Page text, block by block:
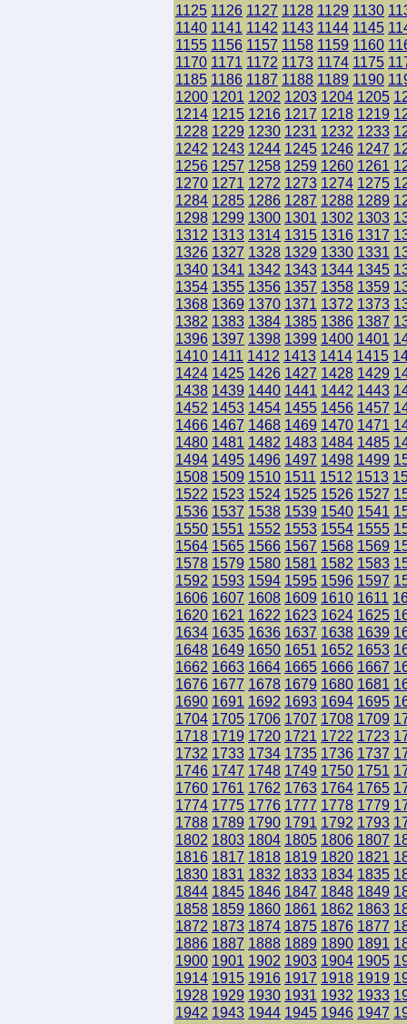
1125 1126 1127 1128 1129 1130
1140 1141 1142 1143 1144 1145
1155 1156 1157 1158 1159 1160
1170 1171 1172 1173 1174 1175
1185 1186 1187 1188 1189 1190
1200 1201 1202 1203 1204 1205
1214 1215 1216 1217 1218 1219
1228 1229 1230 1231 1232 1233
1242 1243 1244 1245 1246 1247
1256 1257 1258 1259 1260 1261
1270 1271 1272 1273 1274 1275
1284 1285 1286 1287 1288 1289
1298 1299 1300 1301 1302 1303
1312 1313 1314 1315 1316 1317
1326 1327 1328 1329 1330 1331
1340 1341 1342 1343 1344 1345
1354 1355 1356 1357 1358 1359
1368 1369 1370 1371 1372 1373
1382 1383 1384 1385 1386 1387
1396 1397 1398 1399 1400 1401
1410 1411 1412 1413 1414 1415
1424 1425 1426 1427 1428 1429
1438 1439 1440 1441 1442 1443
1452 1453 1454 1455 1456 1457
1466 1467 1468 1469 1470 1471
1480 1481 1482 1483 1484 1485
1494 1495 1496 1497 1498 1499
1508 1509 1510 1511 1512 1513
1522 1523 1524 1525 1526 1527
1536 1537 1538 1539 1540 1541
1550 1551 1552 1553 1554 1555
1564 1565 1566 1567 1568 1569
1578 1579 1580 1581 1582 1583
1592 1593 1594 1595 1596 1597
1606 1607 1608 1609 1610 1611
1620 1621 1622 1623 1624 1625
1634 1635 1636 1637 1638 1639
1648 1649 1650 1651 1652 1653
1662 1663 1664 1665 1666 1667
1676 1677 1678 1679 1680 1681
1690 1691 1692 1693 1694 1695
1704 1705 1706 1707 1708 1709
1718 1719 1720 1721 1722 1723
1732 1733 1734 1735 1736 1737
1746 1747 1748 1749 1750 1751
1760 1761 1762 1763 1764 1765
1774 1775 1776 1777 1778 1779
1788 1789 1790 1791 1792 1793
1802 1803 1804 1805 1806 1807
1816 1817 1818 1819 1820 1821
1830 1831 1832 1833 1834 1835
1844 1845 1846 1847 1848 1849
1858 1859 1860 1861 1862 1863
1872 1873 1874 1875 1876 1877
1886 1887 1888 1889 1890 1891
1900 1901 1902 1903 1904 1905
1914 1915 1916 1917 1918 1919
1928 1929 1930 1931 1932 1933
1942 1943 1944 1945 1946 1947